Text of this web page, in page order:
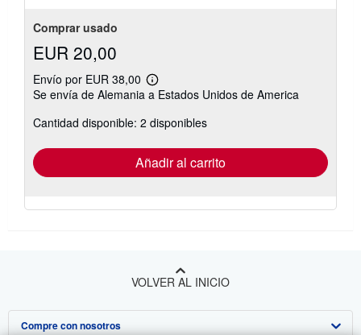
Comprar usado
EUR 20,00
Envío por EUR 38,00
Más
información
las
tarifas
envío
Se envía de Alemania a Estados Unidos de America
Cantidad disponible: 2 disponibles
Añadir al carrito
VOLVER AL INICIO
Compre con nosotros